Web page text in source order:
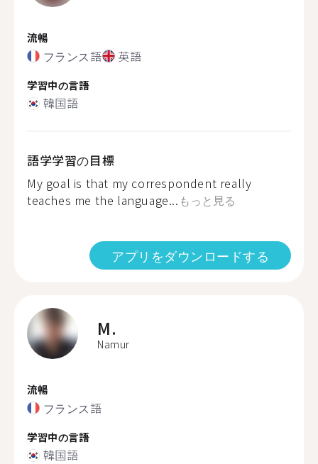
流暢
フランス語 英語
学習中の言語
韓国語
語学学習の目標
My goal is that my correspondent really
teaches me the language... もっと見る
アプリをダウンロードする
M.
Namur
流暢
フランス語
学習中の言語
韓国語